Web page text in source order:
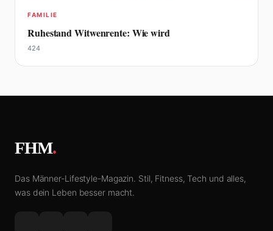
FAMILIE
Ruhestand Witwenrente: Wie wird
424
FHM.
Das Männer-Lifestyle-Magazin. Stil, Fitness, Tech und alles,
was dein Leben besser macht.